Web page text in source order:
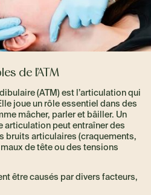
de l’ATM
(ATM) est l’articulation qui
joue un rôle essentiel dans des
mâcher, parler et bâiller. Un
articulation peut entraîner des
bruits articulaires (craquements,
de tête ou des tensions
être causés par divers facteurs,